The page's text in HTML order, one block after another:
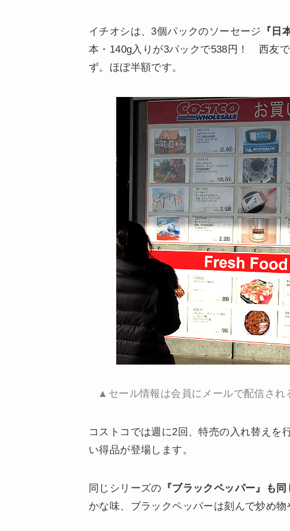
イチオシは、3個パックのソーセージ 『日
本・140g入りが3パックで538円！ 西友
ず。ほぼ半額です。
▲セール情報は会員にメールで配信され
コストコでは週に2回、特売の入れ替えを
い得品が登場します。
同じシリーズの 『ブラックペッパー』も同
かな味、ブラックペッパーは刻んで炒め物